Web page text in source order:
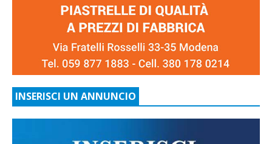
INSERISCI UN ANNUNCIO